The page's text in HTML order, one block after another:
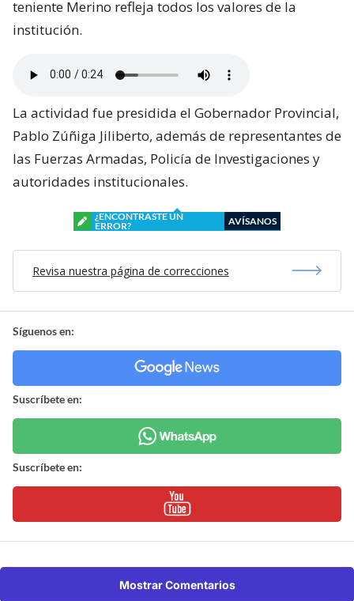
teniente Merino refleja todos los valores de la
institución.
La actividad fue presidida el Gobernador Provincial,
Pablo Zúñiga Jiliberto, además de representantes de
las Fuerzas Armadas, Policía de Investigaciones y
autoridades institucionales.
¿ENCONTRASTE UN
ERROR?
AVÍSANOS
Revisa nuestra página de correcciones
Síguenos en:
Suscríbete en:
Suscríbete en:
Mostrar Comentarios